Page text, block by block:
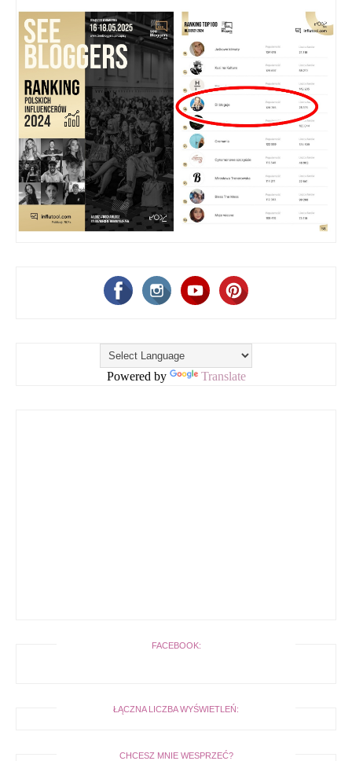
Powered by Translate
FACEBOOK:
ŁĄCZNA LICZBA WYŚWIETLEŃ:
CHCESZ MNIE WESPRZEĆ?